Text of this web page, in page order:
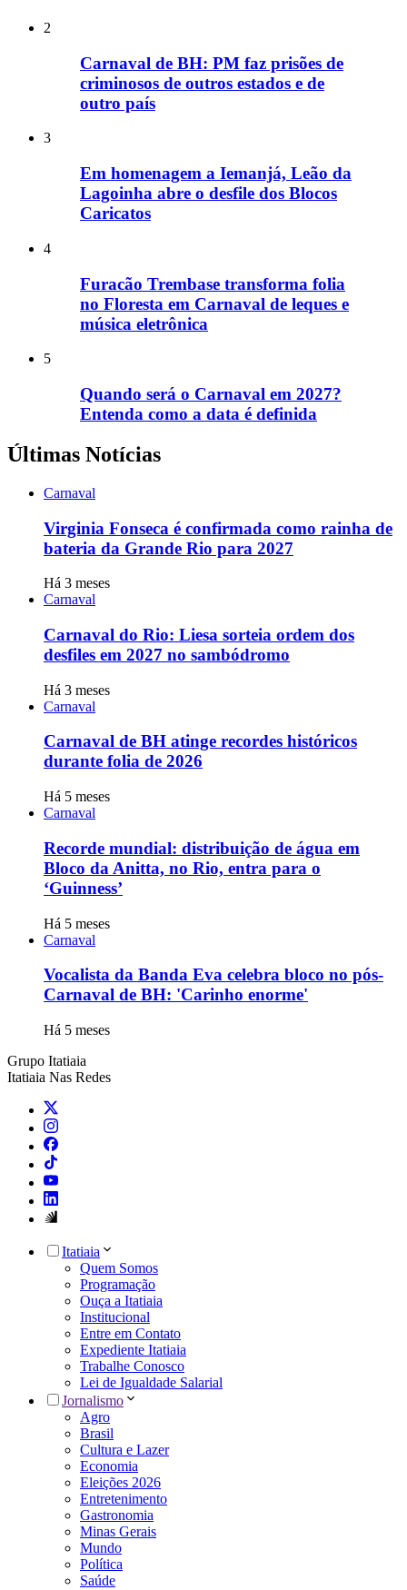
2
Carnaval de BH: PM faz prisões de
criminosos de outros estados e de
outro país
3
Em homenagem a Iemanjá, Leão da
Lagoinha abre o desfile dos Blocos
Caricatos
4
Furacão Trembase transforma folia
no Floresta em Carnaval de leques e
música eletrônica
5
Quando será o Carnaval em 2027?
Entenda como a data é definida
Últimas Notícias
Carnaval
Virginia Fonseca é confirmada como rainha de
bateria da Grande Rio para 2027
Há 3 meses
Carnaval
Carnaval do Rio: Liesa sorteia ordem dos
desfiles em 2027 no sambódromo
Há 3 meses
Carnaval
Carnaval de BH atinge recordes históricos
durante folia de 2026
Há 5 meses
Carnaval
Recorde mundial: distribuição de água em
Bloco da Anitta, no Rio, entra para o
‘Guinness’
Há 5 meses
Carnaval
Vocalista da Banda Eva celebra bloco no pós-
Carnaval de BH: 'Carinho enorme'
Há 5 meses
Grupo Itatiaia
Itatiaia Nas Redes
Itatiaia
Quem Somos
Programação
Ouça a Itatiaia
Institucional
Entre em Contato
Expediente Itatiaia
Trabalhe Conosco
Lei de Igualdade Salarial
Jornalismo
Agro
Brasil
Cultura e Lazer
Economia
Eleições 2026
Entretenimento
Gastronomia
Minas Gerais
Mundo
Política
Saúde